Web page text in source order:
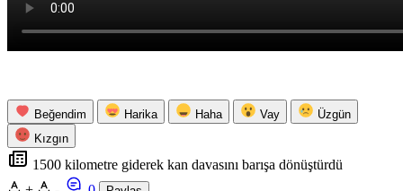
Beğendim Harika Haha Vay
Üzgün
Kızgın
1500 kilometre giderek kan davasını barışa dönüştürdü